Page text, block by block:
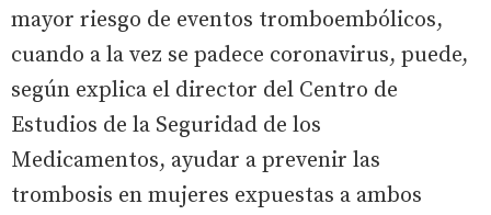
mayor riesgo de eventos tromboembólicos,
cuando a la vez se padece coronavirus, puede,
según explica el director del Centro de
Estudios de la Seguridad de los
Medicamentos, ayudar a prevenir las
trombosis en mujeres expuestas a ambos